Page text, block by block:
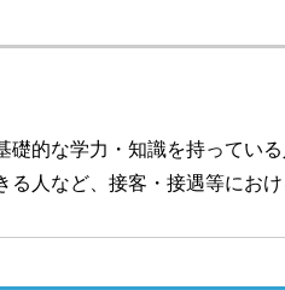
礎的な学力・知識を持ってい
人など、接客・接遇等にお